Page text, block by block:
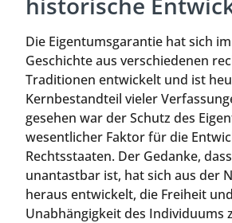
Die Eigentumsgarantie hat sich
Geschichte aus verschiedenen
Traditionen entwickelt und ist
Kernbestandteil vieler
gesehen war der Schutz des
wesentlicher Faktor für die
Rechtsstaaten. Der Gedanke,
unantastbar ist, hat sich aus der
heraus entwickelt, die Freiheit und
Unabhängigkeit des Individuums